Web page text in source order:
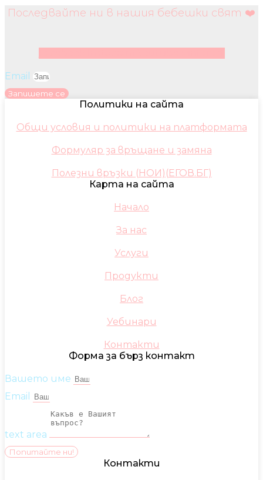
Последвайте ни в нашия бебешки свят ❤️
Email
Запишете се
Политики на сайта
Общи условия и политики на платформата
Формуляр за връщане и замяна
Полезни връзки (НОИ)(ЕГОВ.БГ)
Карта на сайта
Начало
За нас
Услуги
Продукти
Блог
Уебинари
Контакти
Форма за бърз контакт
Вашето име
Email
text area
Попитайте ни!
Контакти